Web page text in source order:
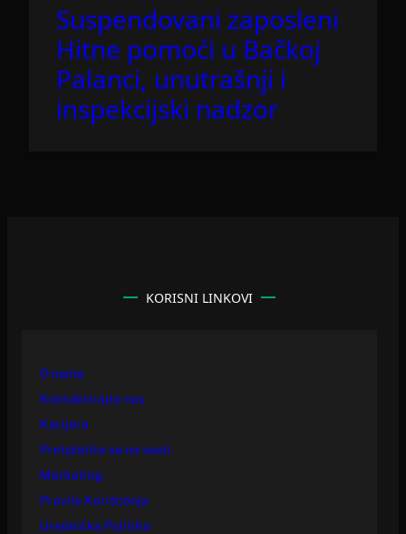
Suspendovani zaposleni
Hitne pomoći u Bačkoj
Palanci, unutrašnji i
inspekcijski nadzor
KORISNI LINKOVI
O nama
Kontaktirajte nas
Karijera
Pretplatite se na vesti
Marketing
Pravila Korišćenja
Urednička Politika